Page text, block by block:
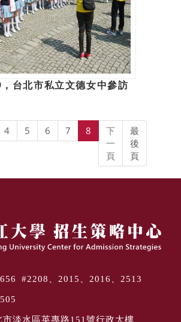
台北市私立文德女中參訪
4 5 6 7 8
下
一
頁
最
後
頁
#2208、2015、2016、2513
淡水區英專路151號行政大樓